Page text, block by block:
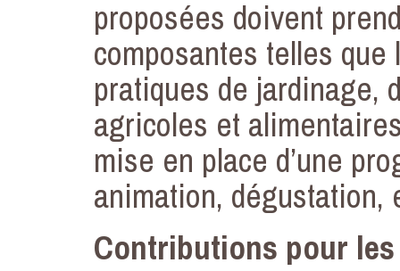
proposées doivent
composantes telles
pratiques de jardinage,
agricoles et
mise en place d’une
animation, dégustation,
Contributions pour